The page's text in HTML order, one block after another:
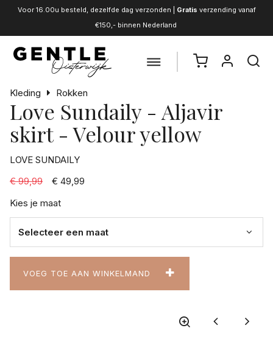
Voor 16.00u besteld, dezelfde dag verzonden | Gratis verzending vanaf
€150,- binnen Nederland
Kleding Rokken
Love Sundaily - Aljavir
skirt - Velour yellow
LOVE SUNDAILY
€ 99,99
€ 49,99
Kies je maat
VOEG TOE AAN WINKELMAND